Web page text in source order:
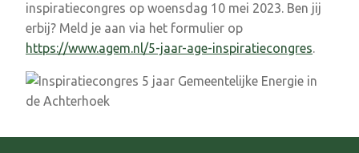
inspiratiecongres op woensdag 10 mei 2023. Ben jij
erbij? Meld je aan via het formulier op
https://www.agem.nl/5-jaar-age-inspiratiecongres.